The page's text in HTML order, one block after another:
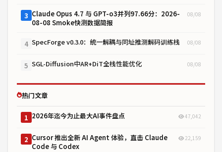
3 Claude Opus 4.7 与 GPT-o3并列97.66分：2026-
08-08 Smoke快测数据简报
08/08
4 SpecForge v0.3.0：统一解耦与同址推测解码训练栈 08/08
5 SGL-Diffusion中AR+DiT全栈性能优化 08/08
热门文章
1 2026年迄今为止最大AI事件盘点 47,042
2 Cursor 推出全新 AI Agent 体验，直击 Claude
Code 与 Codex
22,159